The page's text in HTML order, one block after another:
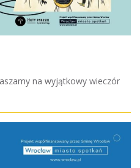
na wyjątkowy wieczór